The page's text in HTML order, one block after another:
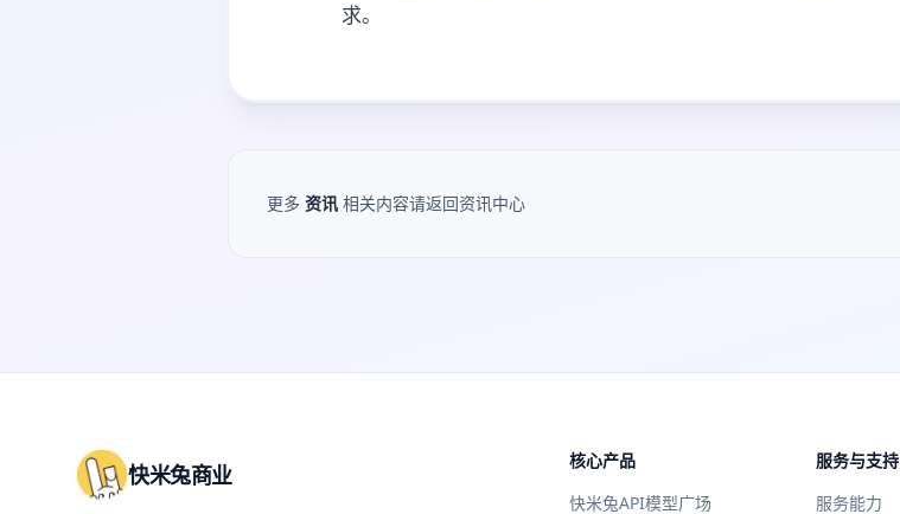
求。
更多 资讯 相关内容请返回资讯中心
快米兔商业
核心产品
快米兔API模型广场
服务与支持
服务能力